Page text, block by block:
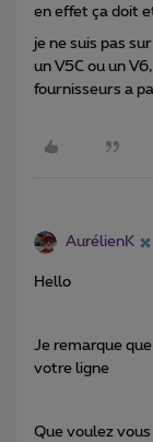
en effet ça doit
je ne suis pas
un V5C ou un
fournisseurs a
AurélienK
Hello
Je remarque
votre ligne
Que voulez